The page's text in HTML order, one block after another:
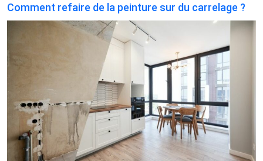
Comment refaire de la peinture sur du carrelage ?